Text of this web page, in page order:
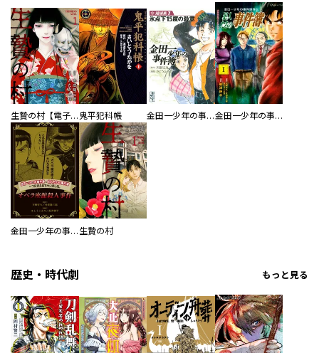
生贄の村【電子単行本版】 鬼平犯科帳 金田一少年の事件簿 短編集 金田一少年の事件簿外伝 犯人たちの事件簿
金田一少年の事件簿と犯人たちの事件簿 一つにまとめちゃいました。 生贄の村
歴史・時代劇 もっと見る